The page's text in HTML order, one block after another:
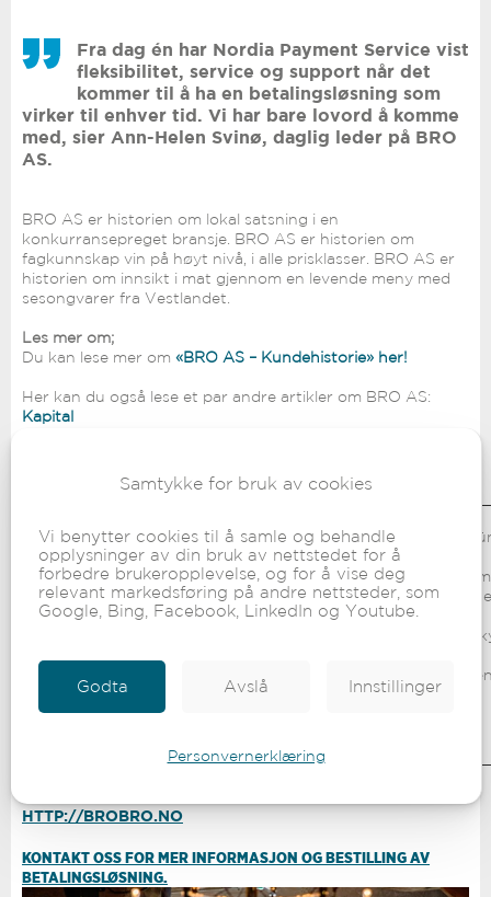
Samtykke for bruk av cookies
Vi benytter cookies til å samle og behandle
opplysninger av din bruk av nettstedet for å
forbedre brukeropplevelse, og for å vise deg
relevant markedsføring på andre nettsteder, som
Google, Bing, Facebook, LinkedIn og Youtube.
Godta Avslå Innstillinger
Personvernerklæring
Fra dag én har Nordia Payment Service vist
fleksibilitet, service og support når det
kommer til å ha en betalingsløsning som
virker til enhver tid. Vi har bare lovord å komme
med, sier Ann-Helen Svinø, daglig leder på BRO
AS.
BRO AS er historien om lokal satsning i en
konkurransepreget bransje. BRO AS er historien om
fagkunnskap vin på høyt nivå, i alle prisklasser. BRO AS er
historien om innsikt i mat gjennom en levende meny med
sesongvarer fra Vestlandet.
Les mer om;
Du kan lese mer om «BRO AS – Kundehistorie» her!
Her kan du også lese et par andre artikler om BRO AS:
Kapital
På eiersiden finner du bl.a. de to lokale festival- og
Berg
Giskeødegård, ålesunderen Ann-Helen Svinø (daglig leder)
(restaurantsjef), ålesunderen Ronny Kolvik (kjøkkensjef) og
(med bl.a. sunnmørsk
Møterom(møte, kurs & konferanse).
Foto: Kristin Støylen
HTTP://BROBRO.NO
KONTAKT OSS FOR MER INFORMASJON OG BESTILLING AV
BETALINGSLØSNING.